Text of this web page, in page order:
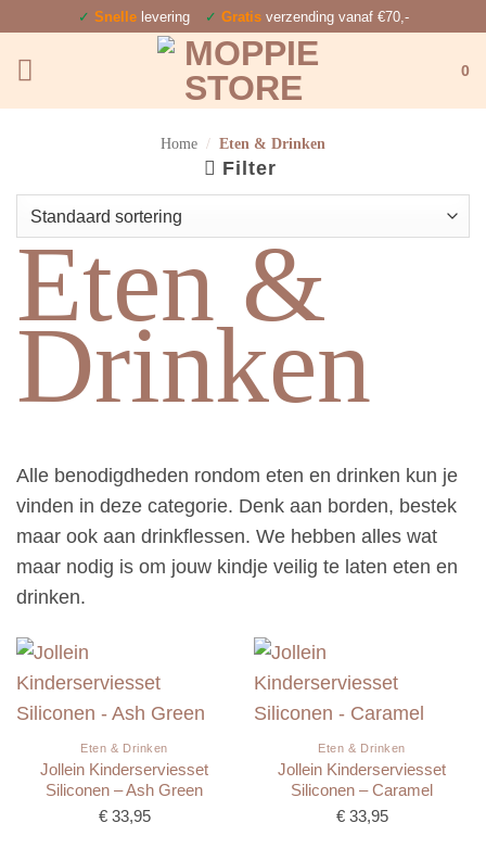
inhoud
✓ Snellelevering ✓ Gratisverzending vanaf €70,-
0
Home / Eten & Drinken
Filter
Eten &
Drinken
Alle benodigdheden rondom eten en drinken kun je
vinden in deze categorie. Denk aan borden, bestek
maar ook aan drinkflessen. We hebben alles wat
maar nodig is om jouw kindje veilig te laten eten en
drinken.
Eten & Drinken
Jollein Kinderserviesset
Siliconen – Ash Green
€33,95
Eten & Drinken
Jollein Kinderserviesset
Siliconen – Caramel
€33,95